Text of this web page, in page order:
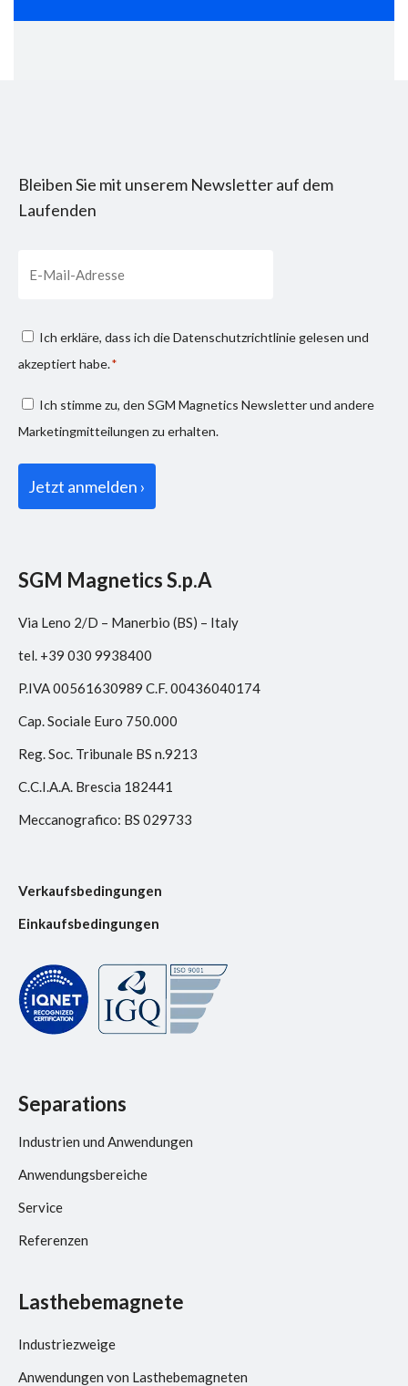
Bleiben Sie mit unserem Newsletter auf dem
Laufenden
Consenso
privacy
Ich erkläre, dass ich dieDatenschutzrichtlinie gelesen und
akzeptiert habe.*
Consenso
marketing
Ich stimme zu, den SGM Magnetics Newsletter und andere
Marketingmitteilungen zu erhalten.
SGM Magnetics S.p.A
Via Leno 2/D – Manerbio (BS) – Italy
tel. +39 030 9938400
P.IVA 00561630989 C.F. 00436040174
Cap. Sociale Euro 750.000
Reg. Soc. Tribunale BS n.9213
C.C.I.A.A. Brescia 182441
Meccanografico: BS 029733
Verkaufsbedingungen
Einkaufsbedingungen
Separations
Industrien und Anwendungen
Anwendungsbereiche
Service
Referenzen
Lasthebemagnete
Industriezweige
Anwendungen von Lasthebemagneten